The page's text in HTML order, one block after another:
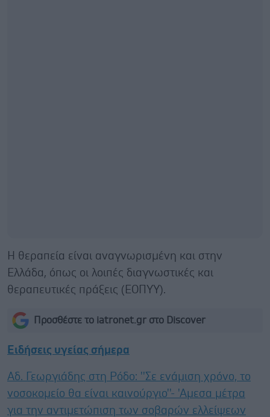
Η θεραπεία είναι αναγνωρισμένη και στην
Ελλάδα, όπως οι λοιπές διαγνωστικές και
θεραπευτικές πράξεις (ΕΟΠΥΥ).
Προσθέστε το iatronet.gr στο Discover
Ειδήσεις υγείας σήμερα
Αδ. Γεωργιάδης στη Ρόδο: ''Σε ενάμιση χρόνο, το
νοσοκομείο θα είναι καινούργιο''- 'Αμεσα μέτρα
για την αντιμετώπιση των σοβαρών ελλείψεων